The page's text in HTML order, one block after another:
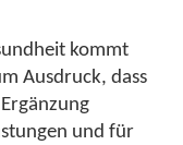
kommt
Ausdruck, dass
und für